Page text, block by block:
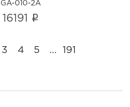
GA-010-2A
16191 i
3 4 5 191